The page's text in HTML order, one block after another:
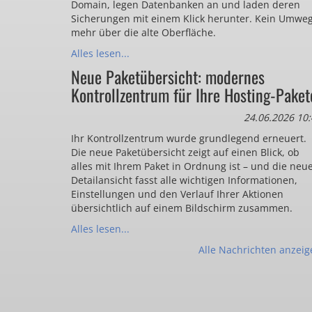
Domain, legen Datenbanken an und laden deren
Sicherungen mit einem Klick herunter. Kein
mehr über die alte Oberfläche.
Alles lesen...
Neue Paketübersicht: modernes
Kontrollzentrum für Ihre Hosting-
24.06.2026
Ihr Kontrollzentrum wurde grundlegend erneuert.
Die neue Paketübersicht zeigt auf einen Blick, ob
alles mit Ihrem Paket in Ordnung ist – und die neue
Detailansicht fasst alle wichtigen Informationen,
Einstellungen und den Verlauf Ihrer Aktionen
übersichtlich auf einem Bildschirm zusammen.
Alles lesen...
Alle Nachrichten